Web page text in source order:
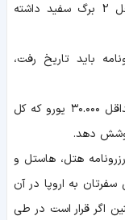
پاسپورت‌تان 3 ماه باقی مانده و حداقل 2 برگ سفید داشته
باید تاریخ رفت،
با پوشش حداقل ۳۰.۰۰۰ یورو که کل
دهد.
هتل، هاستل و
سفرتان به اروپا در آن
اگر قرار است در طی